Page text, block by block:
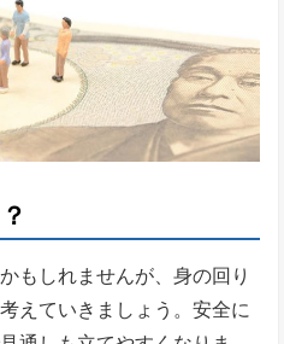
もしれませんが、身の回り
えていきましょう。安全に